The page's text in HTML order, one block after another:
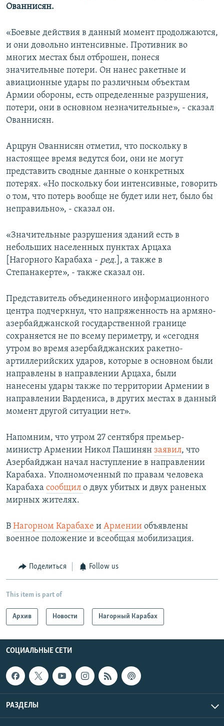
Ованнисян.
«Боевые действия в данный момент продолжаются,
и они довольно интенсивные. Противник во
многих местах был отброшен, понеся
значительные потери. Он нанес ракетные и
авиационные удары по различным объектам
Армии обороны, есть определенные разрушения,
потери, они в основном незначительные», - сказал
Ованнисян.
Арцрун Ованнисян отметил, что поскольку в
настоящее время ведутся бои, они не могут
представить сводные данные о конкретных
потерях. «Но поскольку бои интенсивные, говорить
о том, что потерь вообще не будет или нет, было бы
неправильно», - сказал он.
«Значительные разрушения зданий есть в
небольших населенных пунктах Арцаха
[Нагорного Карабаха - ред. ], а также в
Степанакерте», - также сказал он.
Представитель объединенного информационного
центра подчеркнул, что напряженность на армяно-
азербайджанской государственной границе
сохраняется не по всему периметру, и «сегодня
утром во время азербайджанских ракетно-
артиллерийских ударов, которые в основном были
направлены в направлении Арцаха, были
нанесены удары также по территории Армении в
направлении Вардениса, в других местах в данный
момент другой ситуации нет».
Напомним, что утром 27 сентября премьер-
министр Армении Никол Пашинян заявил, что
Азербайджан начал наступление в направлении
Карабаха. Уполномоченный по правам человека
Карабаха сообщил о двух убитых и двух раненых
мирных жителях.
В Нагорном Карабахе и Армении объявлены
военное положение и всеобщая мобилизация.
Поделиться Follow us
This item is part of
Архив Новости Нагорный Карабах
СОЦИАЛЬНЫЕ СЕТИ
РАЗДЕЛЫ